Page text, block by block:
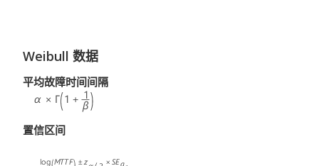
Weibull 数据
平均故障时间间隔
置信区间